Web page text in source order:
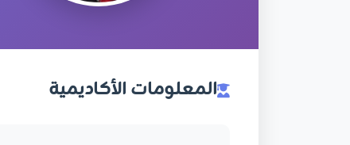
المعلومات الأكاديمية